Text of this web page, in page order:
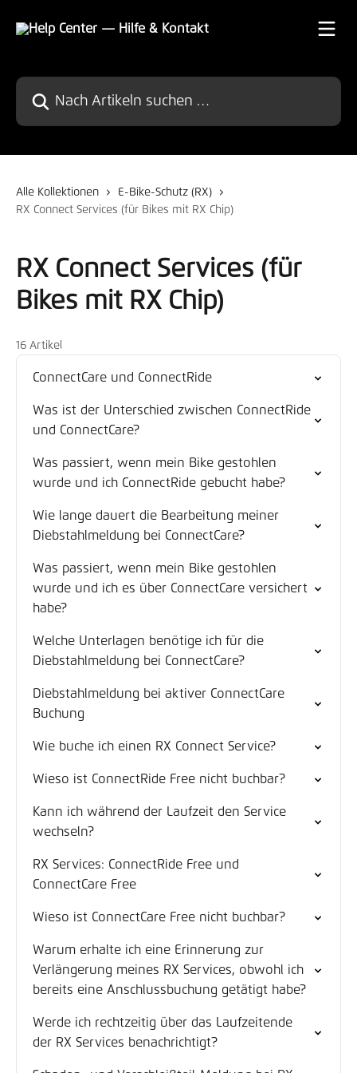
Nach Artikeln suchen …
Alle Kollektionen
E-Bike-Schutz (RX)
RX Connect Services (für Bikes mit RX Chip)
RX Connect Services (für
Bikes mit RX Chip)
16 Artikel
ConnectCare und ConnectRide
Was ist der Unterschied zwischen ConnectRide
und ConnectCare?
Was passiert, wenn mein Bike gestohlen
wurde und ich ConnectRide gebucht habe?
Wie lange dauert die Bearbeitung meiner
Diebstahlmeldung bei ConnectCare?
Was passiert, wenn mein Bike gestohlen
wurde und ich es über ConnectCare versichert
habe?
Welche Unterlagen benötige ich für die
Diebstahlmeldung bei ConnectCare?
Diebstahlmeldung bei aktiver ConnectCare
Buchung
Wie buche ich einen RX Connect Service?
Wieso ist ConnectRide Free nicht buchbar?
Kann ich während der Laufzeit den Service
wechseln?
RX Services: ConnectRide Free und
ConnectCare Free
Wieso ist ConnectCare Free nicht buchbar?
Warum erhalte ich eine Erinnerung zur
Verlängerung meines RX Services, obwohl ich
bereits eine Anschlussbuchung getätigt habe?
Werde ich rechtzeitig über das Laufzeitende
der RX Services benachrichtigt?